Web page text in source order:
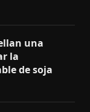
una
la
de soja